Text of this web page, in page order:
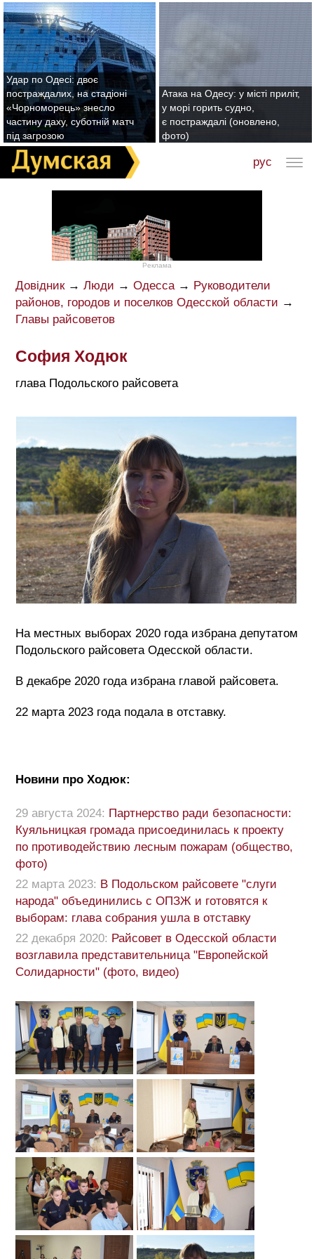
Удар по Одесі: двоє
постраждалих, на стадіоні
«Чорноморець» знесло
частину даху, суботній матч
під загрозою
Атака на Одесу: у місті приліт,
у морі горить судно,
є постраждалі (оновлено,
фото)
рус
Реклама
Довідник→ Люди → Одесса → Руководители
районов, городов и поселков Одесской области →
Главы райсоветов
София Ходюк
глава Подольского райсовета
На местных выборах 2020 года избрана депутатом
Подольского райсовета Одесской области.
В декабре 2020 года избрана главой райсовета.
22 марта 2023 года подала в отставку.
Новини про Ходюк:
29 августа 2024: Партнерство ради безопасности:
Куяльницкая громада присоединилась к проекту
по противодействию лесным пожарам (общество,
фото)
22 марта 2023: В Подольском райсовете "слуги
народа" объединились с ОПЗЖ и готовятся к
выборам: глава собрания ушла в отставку
22 декабря 2020: Райсовет в Одесской области
возглавила представительница "Европейской
Солидарности" (фото, видео)